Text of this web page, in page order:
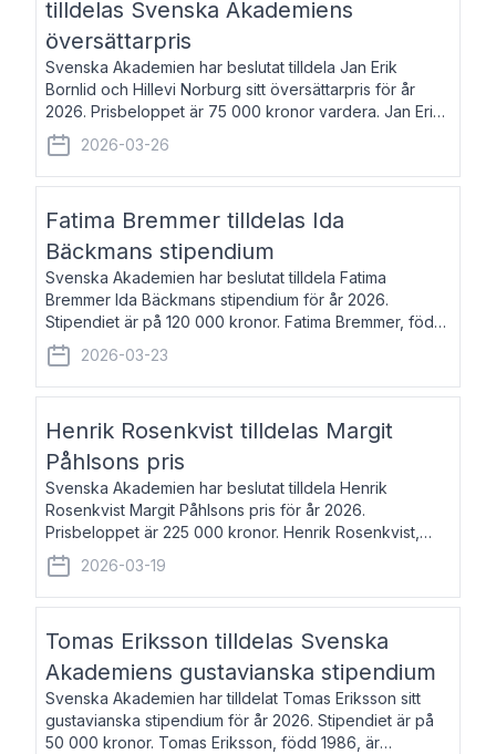
tilldelas Svenska Akademiens
översättarpris
Svenska Akademien har beslutat tilldela Jan Erik
Bornlid och Hillevi Norburg sitt översättarpris för år
2026. Prisbeloppet är 75 000 kronor vardera. Jan Erik
Bornlid, född 1947, är översättare från tyska. Han är
främst känd för sina översät
2026-03-26
Fatima Bremmer tilldelas Ida
Bäckmans stipendium
Svenska Akademien har beslutat tilldela Fatima
Bremmer Ida Bäckmans stipendium för år 2026.
Stipendiet är på 120 000 kronor. Fatima Bremmer, född
1977, är journalist och författare. Hon utkom i fjol med
boken Ligan. Klarakvarterens blodsyst
2026-03-23
Henrik Rosenkvist tilldelas Margit
Påhlsons pris
Svenska Akademien har beslutat tilldela Henrik
Rosenkvist Margit Påhlsons pris för år 2026.
Prisbeloppet är 225 000 kronor. Henrik Rosenkvist,
född 1965, är professor i nordiska språk vid Göteborgs
universitet. Han disputerade 2004 på avhan
2026-03-19
Tomas Eriksson tilldelas Svenska
Akademiens gustavianska stipendium
Svenska Akademien har tilldelat Tomas Eriksson sitt
gustavianska stipendium för år 2026. Stipendiet är på
50 000 kronor. Tomas Eriksson, född 1986, är